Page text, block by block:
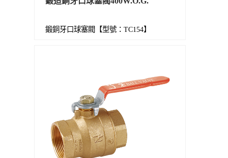
鍛銅牙口球塞閥【型號：TC154】